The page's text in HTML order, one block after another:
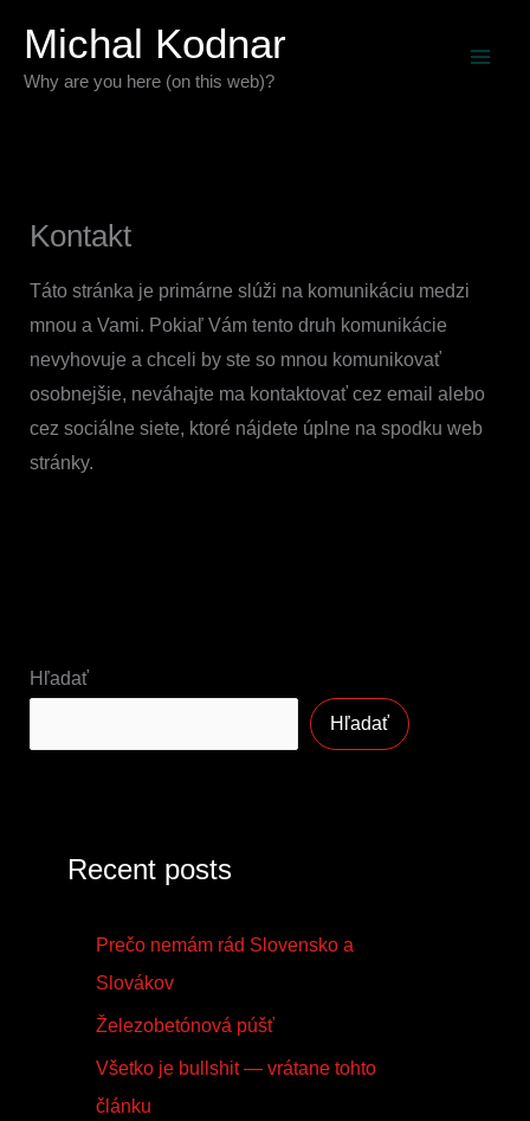
obsah
Michal Kodnar
Why are you here (on this web)?
Kontakt
Táto stránka je primárne slúži na komunikáciu medzi
mnou a Vami. Pokiaľ Vám tento druh komunikácie
nevyhovuje a chceli by ste so mnou komunikovať
osobnejšie, neváhajte ma kontaktovať cez email alebo
cez sociálne siete, ktoré nájdete úplne na spodku web
stránky.
Hľadať
Hľadať
Recent posts
Prečo nemám rád Slovensko a
Slovákov
Železobetónová púšť
Všetko je bullshit — vrátane tohto
článku